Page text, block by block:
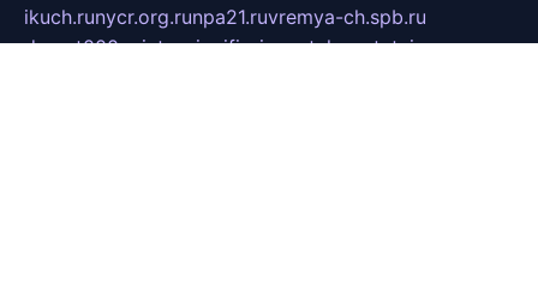
ikuch.runycr.org.runpa21.ruvremya-ch.spb.ru
desert000.ruivtorgi.ruifiori.rucatalog-statei.ru